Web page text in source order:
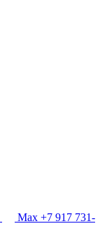
Max +7 917 731-